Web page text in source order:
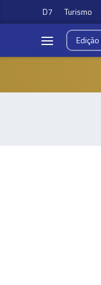
D7 Turismo
Edição